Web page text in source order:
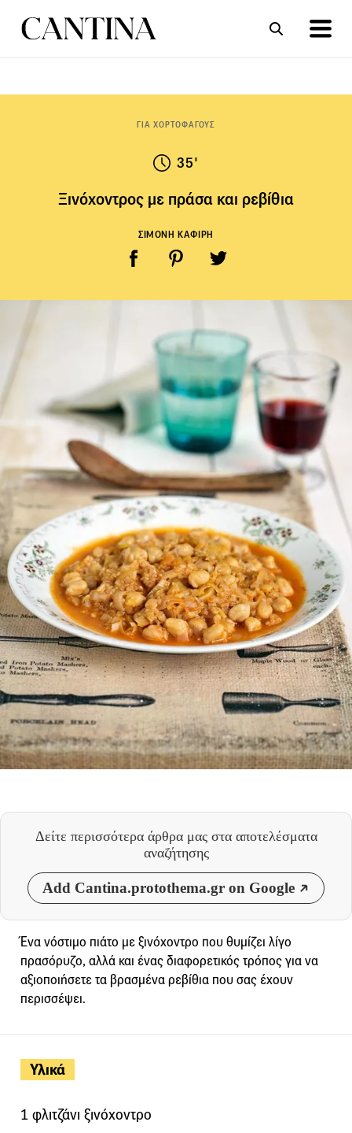
ΓΙΑ ΧΟΡΤΟΦΑΓΟΥΣ
35'
Ξινόχοντρος με πράσα και ρεβίθια
ΣΙΜΟΝΗ ΚΑΦΙΡΗ
Δείτε περισσότερα άρθρα μας στα αποτελέσματα
αναζήτησης
Add Cantina.protothema.gr on Google
Υλικά
1 φλιτζάνι ξινόχοντρο
Ένα νόστιμο πιάτο με ξινόχοντρο που θυμίζει λίγο
πρασόρυζο, αλλά και ένας διαφορετικός τρόπος για να
αξιοποιήσετε τα βρασμένα ρεβίθια που σας έχουν
περισσέψει.